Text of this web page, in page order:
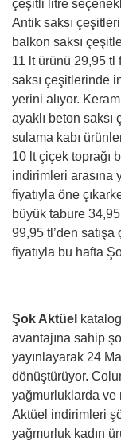
çeşitli litre
Antik saksı
balkon saksı
11 lt ürünü 29,95 tl
saksı çeşitlerinde
yerini alıyor.
ayaklı beton
sulama kabı
10 lt çiçek toprağı
indirimleri arasına
fiyatıyla öne
büyük tabure
99,95 tl’den satışa
fiyatıyla bu hafta
Şok Aktüel
avantajına sahip
yayınlayarak 24
dönüştürüyor.
yağmurluklarda ve
Aktüel indirimleri
yağmurluk kadın